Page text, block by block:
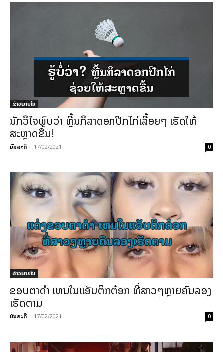
ຂ່າວພາຍ​ໃນ
ນັກວິໄຈພົບວ່າ ຫຼີ້ນກິລາດອກປີກໄກ່ເລື້ອຍໆ ເຮັດໃຫ້
ສະຫຼາດຂື້ນ!
ມົນລະດີ - 17/02/2021 0
ຂ່າວພາຍ​ໃນ
ຂອບຕາດຳ ເທນໃນແອັບຕິກຕ໋ອກ ທີ່ສາວໆຫຼາຍຄົນລອງ
ເຮັດຕາມ
ມົນລະດີ - 17/02/2021 0